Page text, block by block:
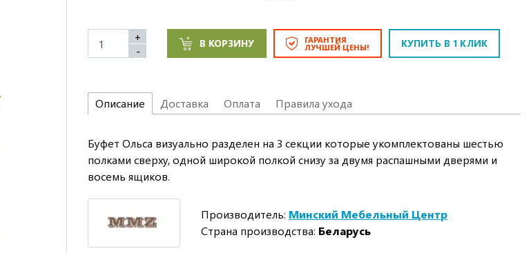
+
-
В КОРЗИНУ ГАРАНТИЯ
ЛУЧШЕЙ ЦЕНЫ! КУПИТЬ В 1 КЛИК
Описание Доставка Оплата Правила ухода
Буфет Ольса визуально разделен на 3 секции которые укомплектованы шестью
полками сверху, одной широкой полкой снизу за двумя распашными дверями и
восемь ящиков.
Производитель: Минский Мебельный Центр
Страна производства: Беларусь